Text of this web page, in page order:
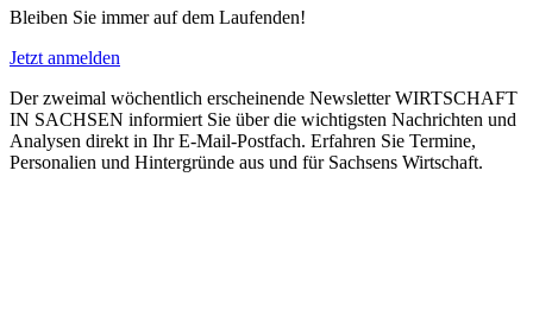
Bleiben Sie immer auf dem Laufenden!
Jetzt anmelden
Der zweimal wöchentlich erscheinende Newsletter WIRTSCHAFT
IN SACHSEN informiert Sie über die wichtigsten Nachrichten und
Analysen direkt in Ihr E-Mail-Postfach. Erfahren Sie Termine,
Personalien und Hintergründe aus und für Sachsens Wirtschaft.